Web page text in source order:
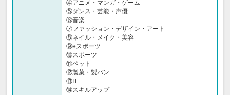
④アニメ・マンガ・ゲーム
⑤ダンス・芸能・声優
⑥音楽
⑦ファッション・デザイン・アート
⑧ネイル・メイク・美容
⑨eスポーツ
⑩スポーツ
⑪ペット
⑫製菓・製パン
⑬IT
⑭スキルアップ